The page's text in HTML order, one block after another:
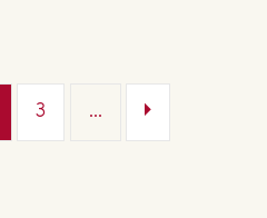
3 ...